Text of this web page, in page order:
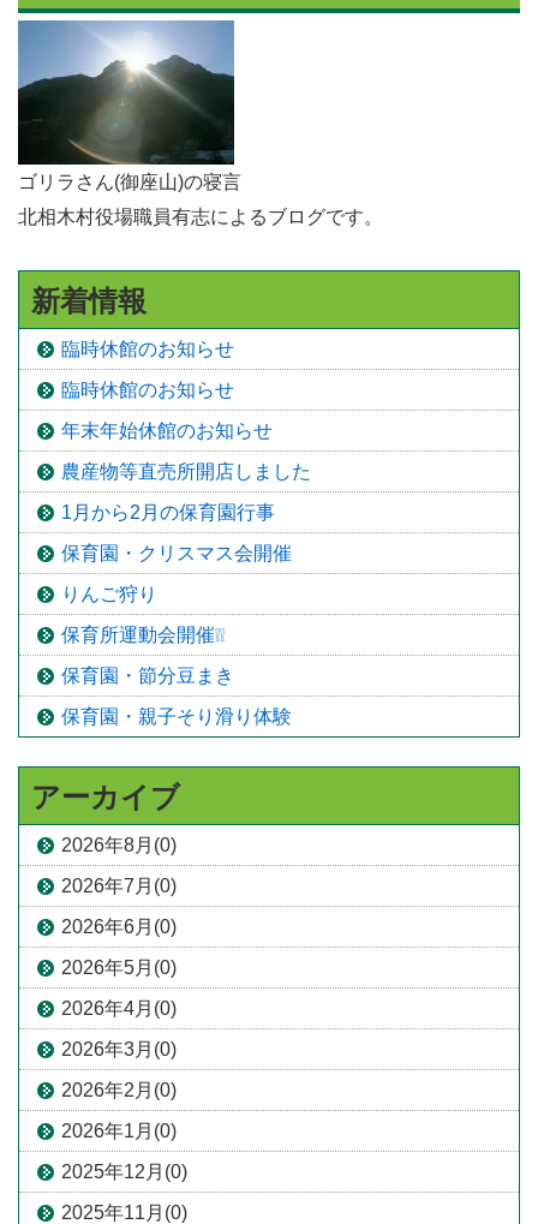
ゴリラさん(御座山)の寝言
北相木村役場職員有志によるブログです。
新着情報
臨時休館のお知らせ
臨時休館のお知らせ
年末年始休館のお知らせ
農産物等直売所開店しました
1月から2月の保育園行事
保育園・クリスマス会開催
りんご狩り
保育所運動会開催❕❕
保育園・節分豆まき
保育園・親子そり滑り体験
アーカイブ
2026年8月(0)
2026年7月(0)
2026年6月(0)
2026年5月(0)
2026年4月(0)
2026年3月(0)
2026年2月(0)
2026年1月(0)
2025年12月(0)
2025年11月(0)